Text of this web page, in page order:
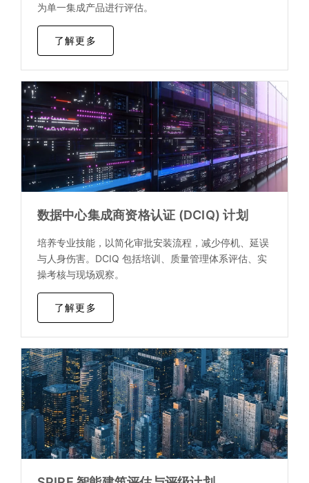
为单一集成产品进行评估。
了解更多
数据中心集成商资格认证 (DCIQ) 计划
培养专业技能，以简化审批安装流程，减少停机、延误
与人身伤害。DCIQ 包括培训、质量管理体系评估、实
操考核与现场观察。
了解更多